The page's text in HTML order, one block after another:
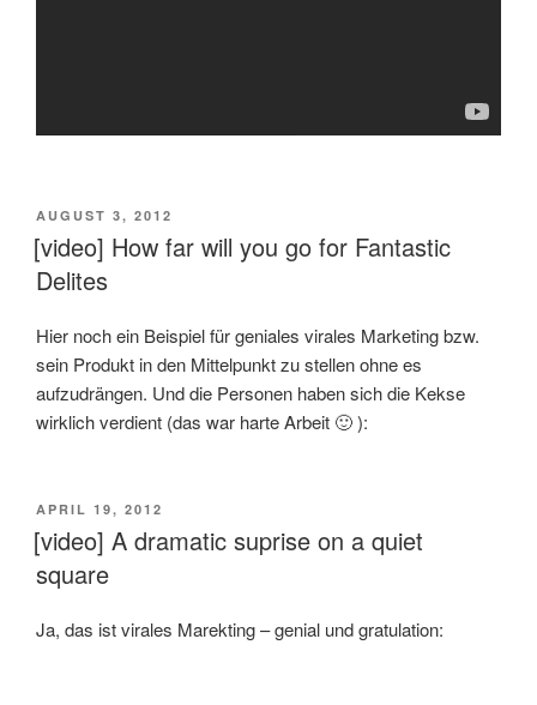
VERÖFFENTLICHT
AM
AUGUST 3, 2012
[video] How far will you go for Fantastic
Delites
Hier noch ein Beispiel für geniales virales Marketing bzw.
sein Produkt in den Mittelpunkt zu stellen ohne es
aufzudrängen. Und die Personen haben sich die Kekse
wirklich verdient (das war harte Arbeit 🙂 ):
VERÖFFENTLICHT
AM
APRIL 19, 2012
[video] A dramatic suprise on a quiet
square
Ja, das ist virales Marekting – genial und gratulation: